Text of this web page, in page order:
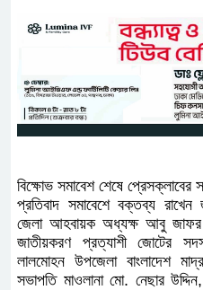
বিক্ষোভ সমাবেশ শেষে প্রেসক্লাবের
প্রতিবাদ সমাবেশে বক্তব্য
জেলা আহবায়ক অধ্যক্ষ আবু জাফর
জাতীয়করণ প্রত্যাশী জোটের
লালমোহন উপজেলা বাংলাদেশ
সভাপতি মাওলানা মো. নেছার